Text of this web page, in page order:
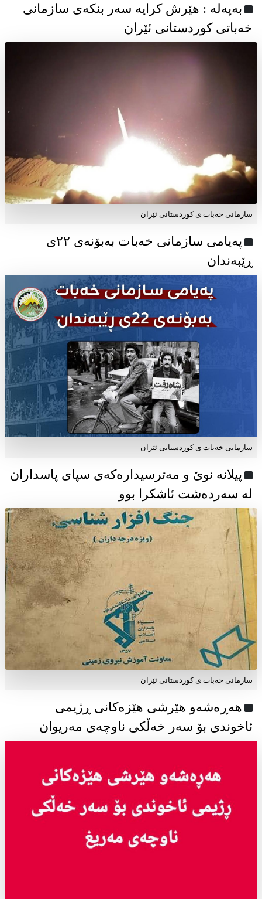
به‌په‌له‌ : هێرش کرایە سەر بنکەی سازمانی
خەباتی کوردستانی ئێران
سازمانی خەبات ی کوردستانی ئێران
پەیامی سازمانی خەبات بەبۆنەی ۲۲ی
ڕێبەندان
سازمانی خەبات ی كوردستانی ئێران
پیلانە نوێ و مەترسیدارەکەی سپای پاسداران
لە سەردەشت ئاشکرا بوو
سازمانی خەبات ی كوردستانی ئێران
هەڕەشەو هێرشی هێزەکانی ڕژیمی
ئاخوندی بۆ سەر خەڵکی ناوچەی مەریوان